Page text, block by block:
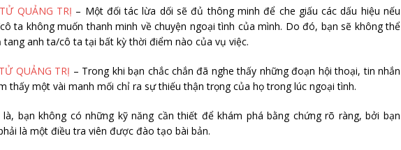
QUẢNG TRỊ – Một đối tác lừa dối sẽ đủ thông minh để che giấu các dấu hiệu nếu
ta không muốn thanh minh về chuyện ngoại tình của mình. Do đó, bạn sẽ không thể
tang anh ta/cô ta tại bất kỳ thời điểm nào của vụ việc.
QUẢNG TRỊ – Trong khi bạn chắc chắn đã nghe thấy những đoạn hội thoại, tin nhắn
thấy một vài manh mối chỉ ra sự thiếu thận trọng của họ trong lúc ngoại tình.
là, bạn không có những kỹ năng cần thiết để khám phá bằng chứng rõ ràng, bởi bạn
là một điều tra viên được đào tạo bài bản.